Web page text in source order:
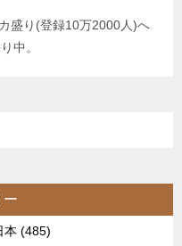
盛り(登録10万2000人)へ
中。
ー
本 (485)